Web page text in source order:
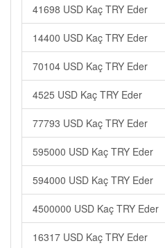
41698 USD Kaç TRY Eder
14400 USD Kaç TRY Eder
70104 USD Kaç TRY Eder
4525 USD Kaç TRY Eder
77793 USD Kaç TRY Eder
595000 USD Kaç TRY Eder
594000 USD Kaç TRY Eder
4500000 USD Kaç TRY Eder
16317 USD Kaç TRY Eder